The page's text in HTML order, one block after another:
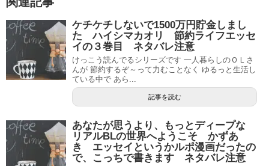
ケチケチしないで1500万円貯金しまし
た ハイシマカオリ 節約ライフエッセ
イの３巻目 ネタバレ注意
けっこう読んでるシリーズです 一人暮らしのＯＬさ
んが 節約するぞ～って力むことなく ゆるっと生活し
ている中で あら...
記事を読む
あなたが思うより、もっとディープな
リアルBLの世界へようこそ かずあ
き エッセイというかルポ漫画だったの
で、こっちで書きます ネタバレ注意